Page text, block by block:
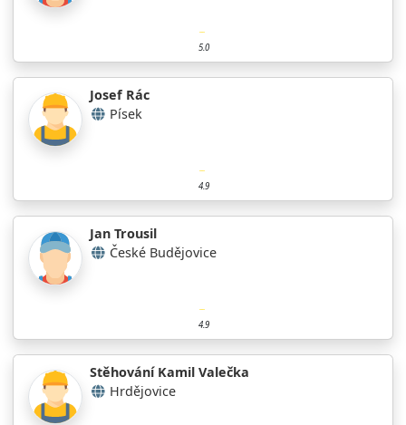
5.0
Josef Rác
Písek
4.9
Jan Trousil
České Budějovice
4.9
Stěhování Kamil Valečka
Hrdějovice